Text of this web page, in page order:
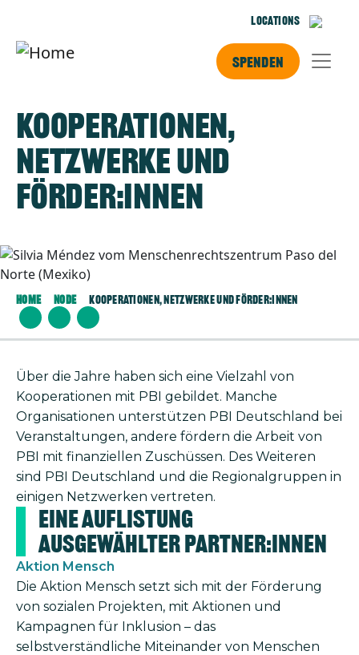
Locations
Spenden
Kooperationen,
Netzwerke und
Förder:innen
Image
Home Node Kooperationen, Netzwerke Und Förder:innen
Über die Jahre haben sich eine Vielzahl von
Kooperationen mit PBI gebildet. Manche
Organisationen unterstützen PBI Deutschland bei
Veranstaltungen, andere fördern die Arbeit von
PBI mit finanziellen Zuschüssen. Des Weiteren
sind PBI Deutschland und die Regionalgruppen in
einigen Netzwerken vertreten.
Eine Auflistung
ausgewählter Partner:innen
Aktion Mensch
Die Aktion Mensch setzt sich mit der Förderung
von sozialen Projekten, mit Aktionen und
Kampagnen für Inklusion – das
selbstverständliche Miteinander von Menschen